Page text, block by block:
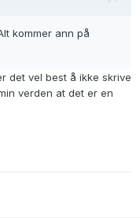
kommer ann på
det vel best å ikke skrive
verden at det er en